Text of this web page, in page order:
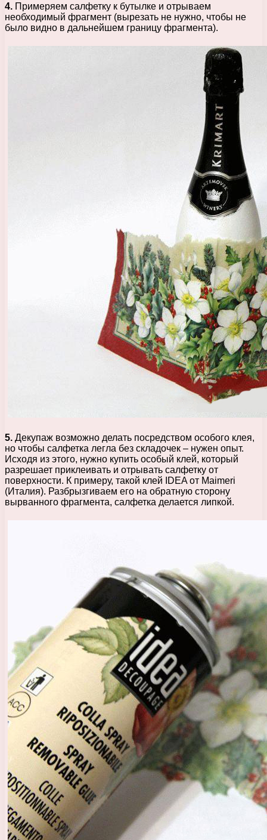
4. Примеряем салфетку к бутылке и отрываем
необходимый фрагмент (вырезать не нужно, чтобы не
было видно в дальнейшем границу фрагмента).
5. Декупаж возможно делать посредством особого клея,
но чтобы салфетка легла без складочек – нужен опыт.
Исходя из этого, нужно купить особый клей, который
разрешает приклеивать и отрывать салфетку от
поверхности. К примеру, такой клей IDEA от Maimeri
(Италия). Разбрызгиваем его на обратную сторону
вырванного фрагмента, салфетка делается липкой.